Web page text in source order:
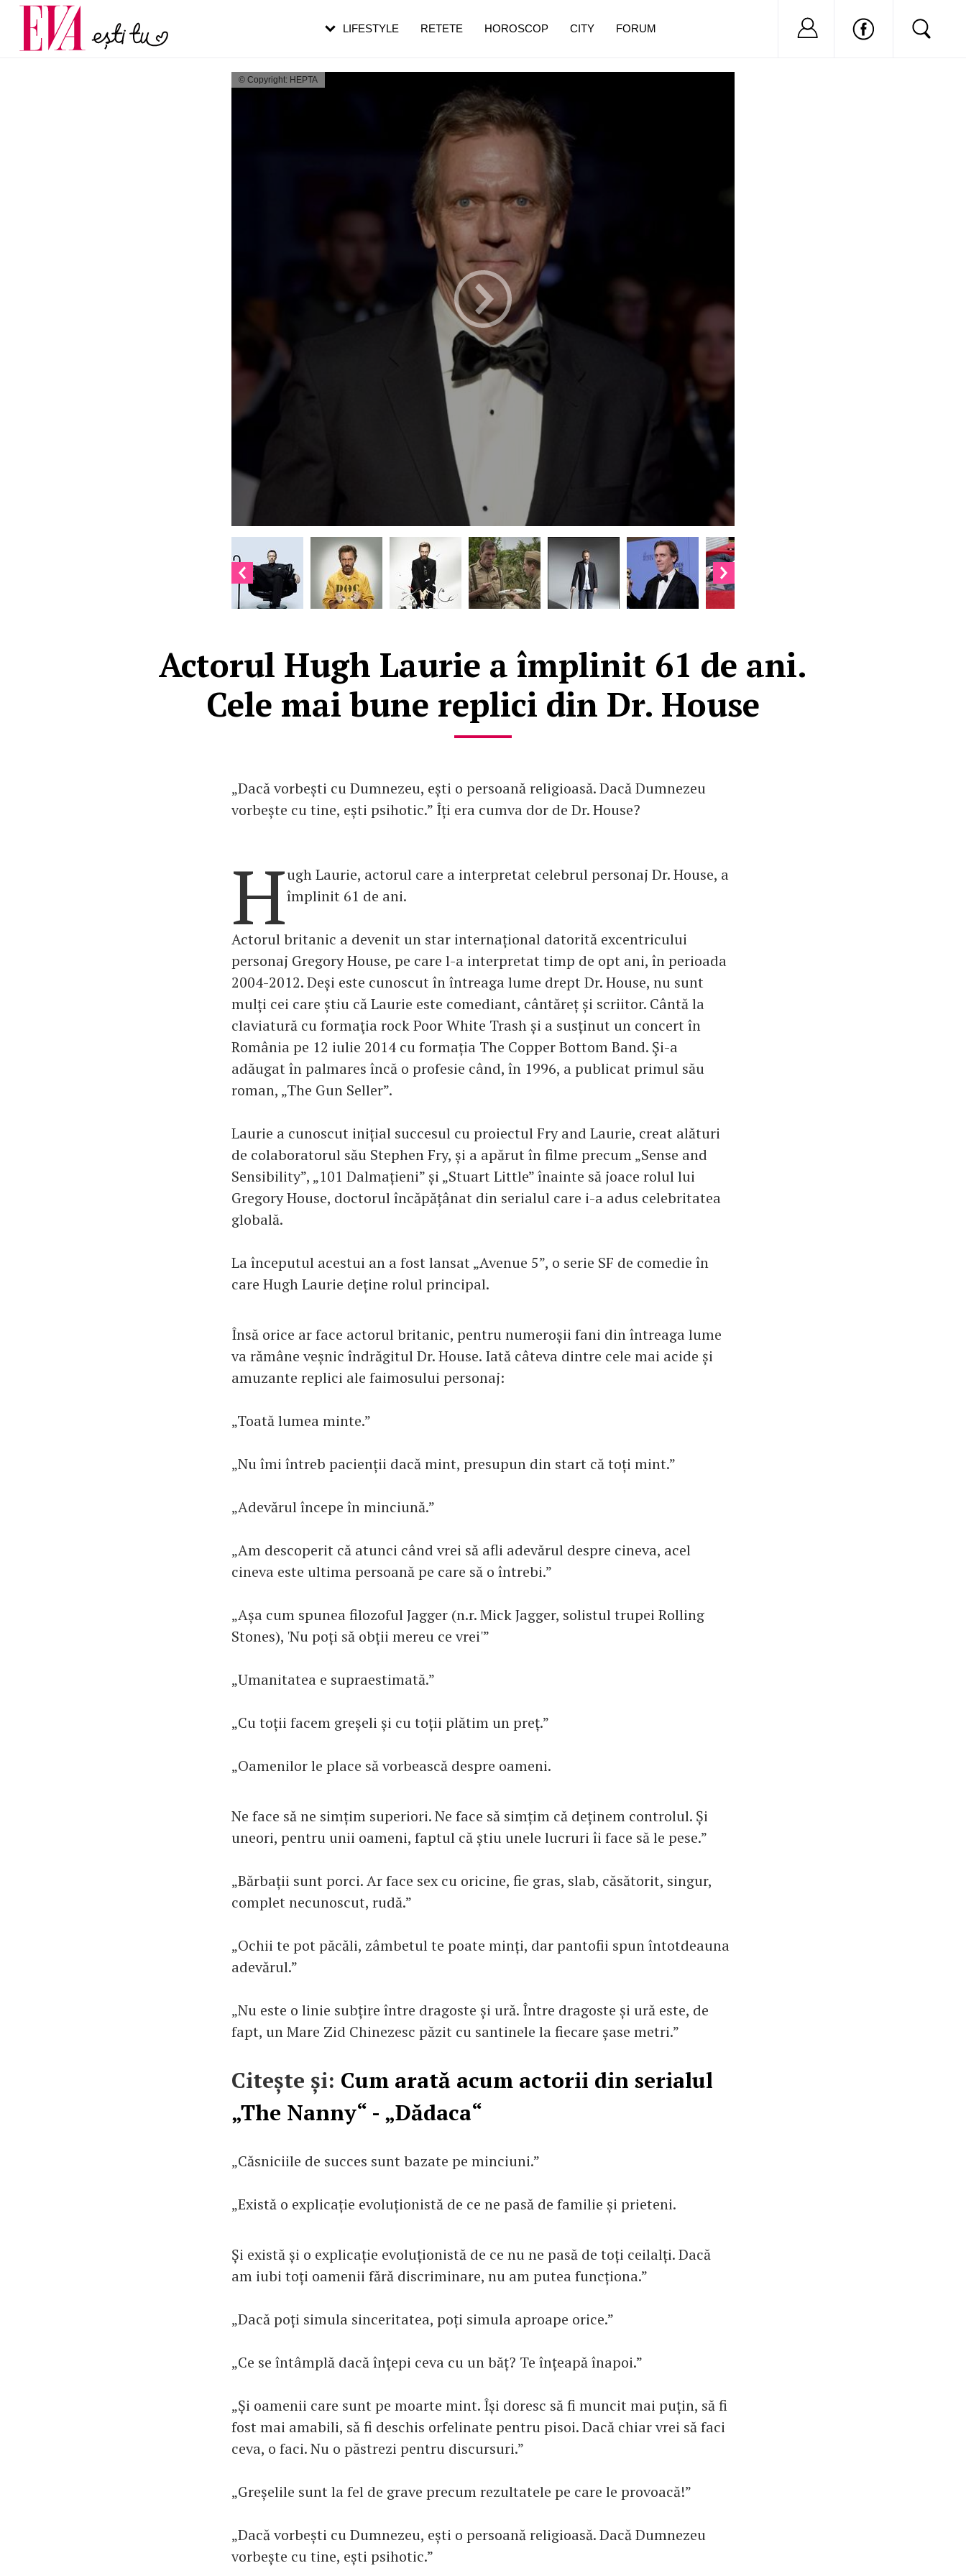
© Copyright: HEPTA
Actorul Hugh Laurie a împlinit 61 de ani.
Cele mai bune replici din Dr. House
„Dacă vorbești cu Dumnezeu, ești o persoană religioasă. Dacă Dumnezeu
vorbește cu tine, ești psihotic.” Îți era cumva dor de Dr. House?
Hugh Laurie, actorul care a interpretat celebrul personaj Dr. House, a
împlinit 61 de ani.
Actorul britanic a devenit un star internațional datorită excentricului
personaj Gregory House, pe care l-a interpretat timp de opt ani, în perioada
2004-2012. Deși este cunoscut în întreaga lume drept Dr. House, nu sunt
mulți cei care știu că Laurie este comediant, cântăreț și scriitor. Cântă la
claviatură cu formaţia rock Poor White Trash și a susținut un concert în
România pe 12 iulie 2014 cu formația The Copper Bottom Band. Şi-a
adăugat în palmares încă o profesie când, în 1996, a publicat primul său
roman, „The Gun Seller”.
Laurie a cunoscut inițial succesul cu proiectul Fry and Laurie, creat alături
de colaboratorul său Stephen Fry, și a apărut în filme precum „Sense and
Sensibility”, „101 Dalmațieni” și „Stuart Little” înainte să joace rolul lui
Gregory House, doctorul încăpățânat din serialul care i-a adus celebritatea
globală.
La începutul acestui an a fost lansat „Avenue 5”, o serie SF de comedie în
care Hugh Laurie deține rolul principal.
Însă orice ar face actorul britanic, pentru numeroșii fani din întreaga lume
va rămâne veșnic îndrăgitul Dr. House. Iată câteva dintre cele mai acide și
amuzante replici ale faimosului personaj:
„Toată lumea minte.”
„Nu îmi întreb pacienții dacă mint, presupun din start că toți mint.”
„Adevărul începe în minciună.”
„Am descoperit că atunci când vrei să afli adevărul despre cineva, acel
cineva este ultima persoană pe care să o întrebi.”
„Așa cum spunea filozoful Jagger (n.r. Mick Jagger, solistul trupei Rolling
Stones), 'Nu poți să obții mereu ce vrei'”
„Umanitatea e supraestimată.”
„Cu toții facem greșeli și cu toții plătim un preț.”
„Oamenilor le place să vorbească despre oameni.
Ne face să ne simțim superiori. Ne face să simțim că deținem controlul. Și
uneori, pentru unii oameni, faptul că știu unele lucruri îi face să le pese.”
„Bărbații sunt porci. Ar face sex cu oricine, fie gras, slab, căsătorit, singur,
complet necunoscut, rudă.”
„Ochii te pot păcăli, zâmbetul te poate minți, dar pantofii spun întotdeauna
adevărul.”
„Nu este o linie subțire între dragoste și ură. Între dragoste și ură este, de
fapt, un Mare Zid Chinezesc păzit cu santinele la fiecare șase metri.”
Citește și: Cum arată acum actorii din serialul
„The Nanny“ - „Dădaca“
„Căsniciile de succes sunt bazate pe minciuni.”
„Există o explicație evoluționistă de ce ne pasă de familie și prieteni.
Și există și o explicație evoluționistă de ce nu ne pasă de toți ceilalți. Dacă
am iubi toți oamenii fără discriminare, nu am putea funcționa.”
„Dacă poți simula sinceritatea, poți simula aproape orice.”
„Ce se întâmplă dacă înțepi ceva cu un băț? Te înțeapă înapoi.”
„Și oamenii care sunt pe moarte mint. Își doresc să fi muncit mai puțin, să fi
fost mai amabili, să fi deschis orfelinate pentru pisoi. Dacă chiar vrei să faci
ceva, o faci. Nu o păstrezi pentru discursuri.”
„Greșelile sunt la fel de grave precum rezultatele pe care le provoacă!”
„Dacă vorbești cu Dumnezeu, ești o persoană religioasă. Dacă Dumnezeu
vorbește cu tine, ești psihotic.”
LIFESTYLE RETETE HOROSCOP CITY FORUM Nu ai cont?
Carieră
Actualitate
pe măsură ce înaintezi în vârstă